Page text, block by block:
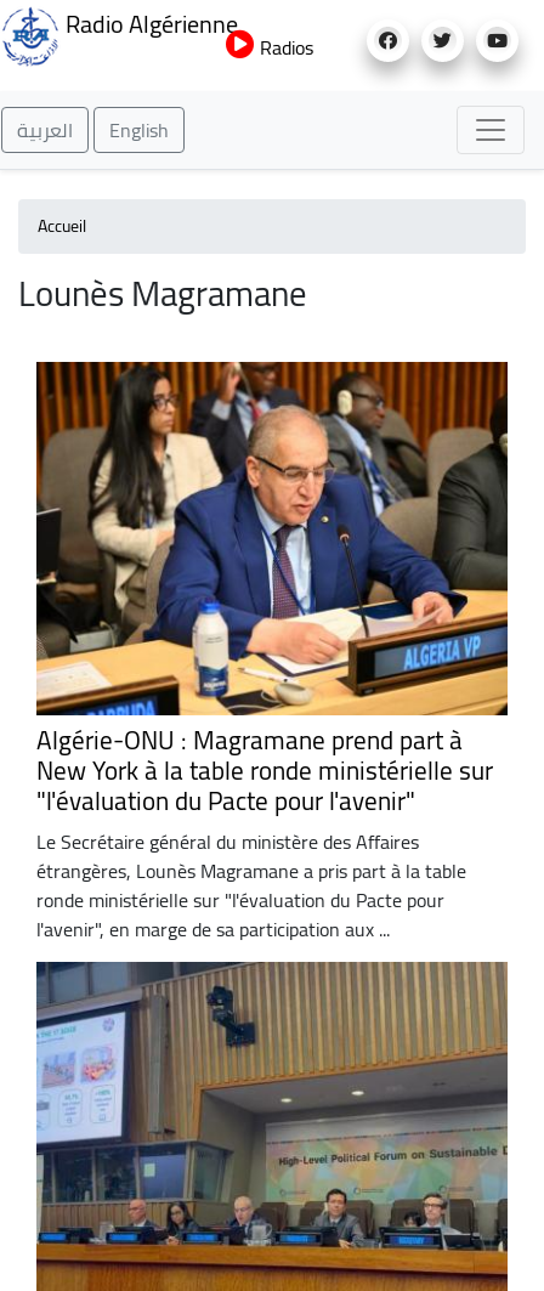
au
Radio Algérienne
Radios
العربية English
Accueil
Lounès Magramane
Algérie-ONU : Magramane prend part à
New York à la table ronde ministérielle sur
"l'évaluation du Pacte pour l'avenir"
Le Secrétaire général du ministère des Affaires
étrangères, Lounès Magramane a pris part à la table
ronde ministérielle sur "l'évaluation du Pacte pour
l'avenir", en marge de sa participation aux ...